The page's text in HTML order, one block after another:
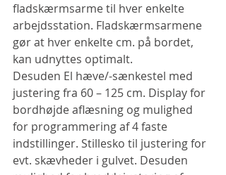
fladskærmsarme til hver enkelte
arbejdsstation. Fladskærmsarmene
gør at hver enkelte cm. på bordet,
kan udnyttes optimalt.
Desuden El hæve/-sænkestel med
justering fra 60 – 125 cm. Display for
bordhøjde aflæsning og mulighed
for programmering af 4 faste
indstillinger. Stillesko til justering for
evt. skævheder i gulvet. Desuden